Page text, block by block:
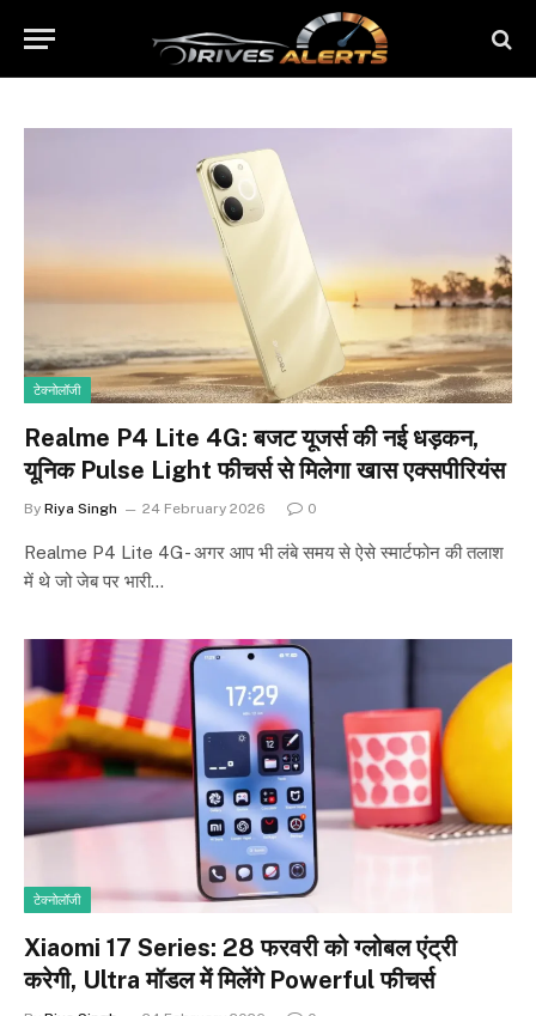
टेक्नोलॉजी
Realme P4 Lite 4G: बजट यूजर्स की नई धड़कन,
यूनिक Pulse Light फीचर्स से मिलेगा खास एक्सपीरियंस
By Riya Singh 24 February 2026 0
Realme P4 Lite 4G- अगर आप भी लंबे समय से ऐसे स्मार्टफोन की तलाश
में थे जो जेब पर भारी…
टेक्नोलॉजी
Xiaomi 17 Series: 28 फरवरी को ग्लोबल एंट्री
करेगी, Ultra मॉडल में मिलेंगे Powerful फीचर्स